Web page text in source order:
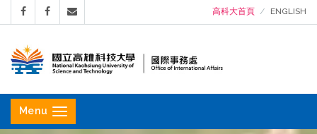
高科大首頁 ENGLISH
立
高
Menu